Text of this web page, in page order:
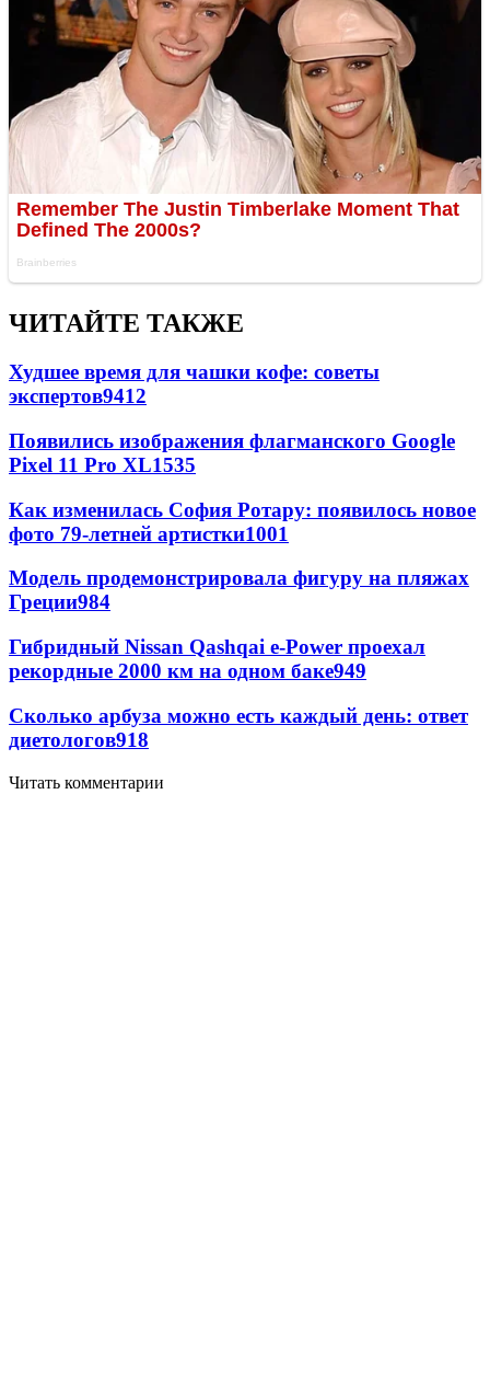
ЧИТАЙТЕ ТАКЖЕ
Худшее время для чашки кофе: советы
экспертов9412
Появились изображения флагманского Google
Pixel 11 Pro XL1535
Как изменилась София Ротару: появилось новое
фото 79-летней артистки1001
Модель продемонстрировала фигуру на пляжах
Греции984
Гибридный Nissan Qashqai e-Power проехал
рекордные 2000 км на одном баке949
Сколько арбуза можно есть каждый день: ответ
диетологов918
Читать комментарии